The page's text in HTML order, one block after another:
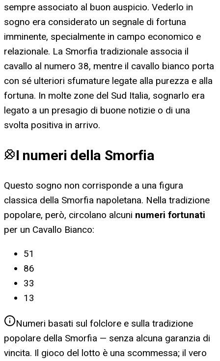
sempre associato al buon auspicio. Vederlo in
sogno era considerato un segnale di fortuna
imminente, specialmente in campo economico e
relazionale. La Smorfia tradizionale associa il
cavallo al numero 38, mentre il cavallo bianco porta
con sé ulteriori sfumature legate alla purezza e alla
fortuna. In molte zone del Sud Italia, sognarlo era
legato a un presagio di buone notizie o di una
svolta positiva in arrivo.
I numeri della Smorfia
Questo sogno non corrisponde a una figura
classica della Smorfia napoletana. Nella tradizione
popolare, però, circolano alcuni numeri fortunati
per un Cavallo Bianco:
51
86
33
13
Numeri basati sul folclore e sulla tradizione
popolare della Smorfia — senza alcuna garanzia di
vincita. Il gioco del lotto è una scommessa; il vero